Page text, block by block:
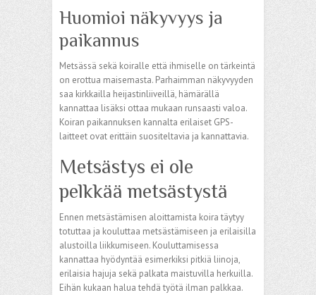
Huomioi näkyvyys ja
paikannus
Metsässä sekä koiralle että ihmiselle on tärkeintä
on erottua maisemasta. Parhaimman näkyvyyden
saa kirkkailla heijastinliiveillä, hämärällä
kannattaa lisäksi ottaa mukaan runsaasti valoa.
Koiran paikannuksen kannalta erilaiset GPS-
laitteet ovat erittäin suositeltavia ja kannattavia.
Metsästys ei ole
pelkkää metsästystä
Ennen metsästämisen aloittamista koira täytyy
totuttaa ja kouluttaa metsästämiseen ja erilaisilla
alustoilla liikkumiseen. Kouluttamisessa
kannattaa hyödyntää esimerkiksi pitkiä liinoja,
erilaisia hajuja sekä palkata maistuvilla herkuilla.
Eihän kukaan halua tehdä työtä ilman palkkaa.